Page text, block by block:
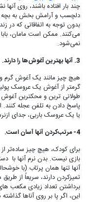
چند بار افتاده باشند، روی آنها
دلچسب و آرامش بخش به بچه
بدون توجه به اتفاقاتی که در
می‌کنند. ممکن است مامان، بابا
نمی‌شود.
3. آنها بهترین آغوش‌ها را دارند.
هیچ چیز مانند یک آغوش گرم و
گرمتر از آغوش یک عروسک
طولانی ترین و محکترین آغوش
پاسخ دادن به تلفن عجله
یا یک عروسک باربی، جدای
4- مرتب‌کردن آنها آسان است.
برای کودک، هیچ چیز ساده‌تر
بازی نیست. بدن نرم آنها با
آنها تنها همان پرتاب (با
تمیز‌کردن دارند، سریعاً از
برداشتن تعداد زیادی مکعب
این، اگر پا بر روی آناها